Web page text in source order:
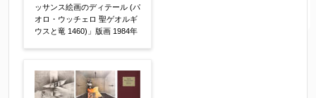
ご要望などがございましたらご入力ください
【任意】
ッサンス絵画のディテール (パ
オロ・ウッチェロ 聖ゲオルギ
ウスと竜 1460)」版画 1984年